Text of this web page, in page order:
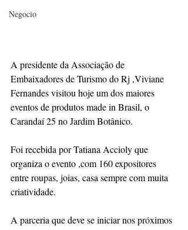
Negocio
A presidente da Associação de
Embaixadores de Turismo do Rj ,Viviane
Fernandes visitou hoje um dos maiores
eventos de produtos made in Brasil, o
Carandaí 25 no Jardim Botânico.
Foi recebida por Tatiana Accioly que
organiza o evento ,com 160 expositores
entre roupas, joias, casa sempre com muita
criatividade.
A parceria que deve se iniciar nos próximos